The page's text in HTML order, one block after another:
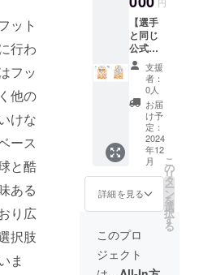
ット
行わ
フッ
他の
けな
ース
と酷
ある
り広
択肢
ま
す。 ・
サイズ
展開：
S, M,
L,XL,2X
L,3XL,4
XL,5XL
※Tシャ
ツネー
ム表記
とお好
きな背
番号を
お知ら
せくだ
※背ネー
ム・背
番号な
しも可
能で
【選手
と同じ
公式戦
用ユニ
フォー
ム型T
シャツ
（背
ネー
ム・背
番号入
り）】
選手と
同じ公
式戦用
ユニ
フォー
ム型T
シャツ
に背
支援
者：
0人
お届
け予
定：
2024
年12
月
詳細を見る
こ
の
リ
タ
ー
ン
を
選
択
す
る
このプロ
ジェクト